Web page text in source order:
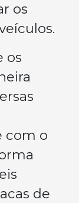
os
os
com o
de